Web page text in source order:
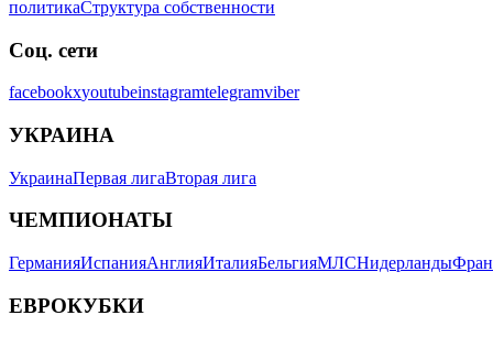
политикаСтруктура собственности
Соц. сети
facebookxyoutubeinstagramtelegramviber
УКРАИНА
УкраинаПервая лигаВторая лига
ЧЕМПИОНАТЫ
ГерманияИспанияАнглияИталияБельгияМЛСНидерланды
ЕВРОКУБКИ